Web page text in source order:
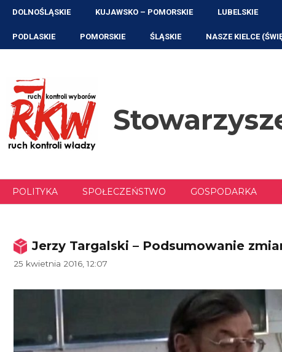
Przejdź
treści
DOLNOŚLĄSKIE KUJAWSKO – POMORSKIE LUBELSKIE
PODLASKIE POMORSKIE ŚLĄSKIE NASZE KIELCE
POLITYKA SPOŁECZEŃSTWO GOSPODARKA
Jerzy Targalski – Podsumowanie
25 kwietnia 2016, 12:07